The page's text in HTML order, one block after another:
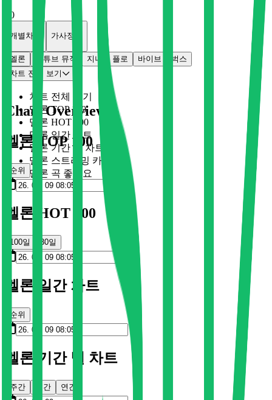
0
개별차트 가사정보
멜론 유튜브 뮤직 지니 플로 바이브
벅스
차트 전체 보기
차트 전체 보기
멜론 TOP 100
멜론 HOT 100
멜론 일간 차트
멜론 기간 별 차트
멜론 스트리밍 카드
멜론 곡 좋아요
Chart Overview
멜론 TOP 100
순위
멜론 HOT 100
100일 30일
멜론 일간 차트
순위
멜론 기간 별 차트
주간 월간 연간